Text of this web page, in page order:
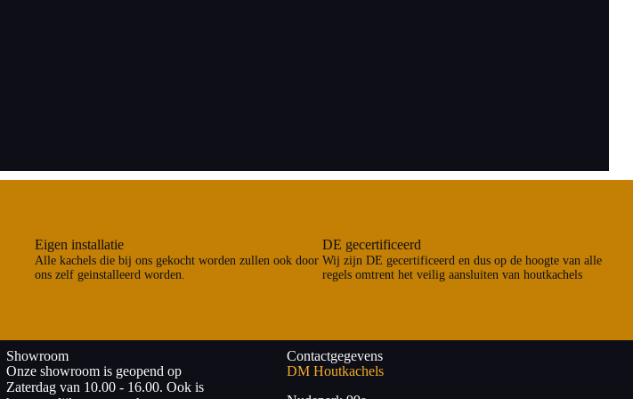
Eigen installatie
Alle kachels die bij ons gekocht worden zullen ook door
ons zelf geinstalleerd worden.
DE gecertificeerd
Wij zijn DE gecertificeerd en dus op de hoogte van alle
regels omtrent het veilig aansluiten van houtkachels
Showroom
Onze showroom is geopend op
Zaterdag van 10.00 - 16.00. Ook is
Contactgegevens
DM Houtkachels